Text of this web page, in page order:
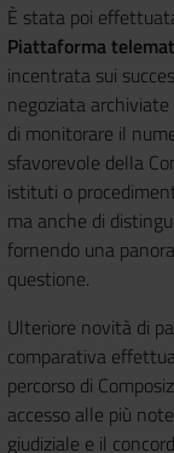
È stata poi
Piattaforma
incentrata sui
negoziata
di monitorare il
sfavorevole della
istituti o
ma anche di
fornendo una
questione.
Ulteriore novità di
comparativa
percorso di
accesso alle più
giudiziale e il